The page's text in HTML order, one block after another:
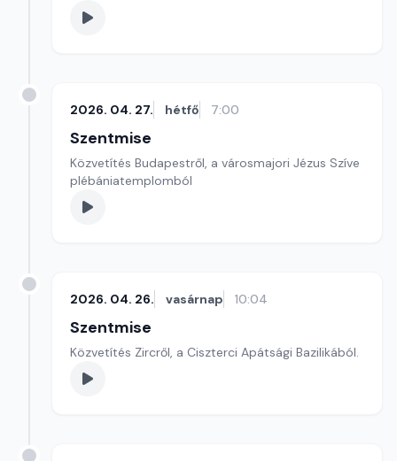
2026. 04. 27. hétfő 7:00
Szentmise
Közvetítés Budapestről, a városmajori Jézus Szíve
plébániatemplomból
2026. 04. 26. vasárnap 10:04
Szentmise
Közvetítés Zircről, a Ciszterci Apátsági Bazilikából.